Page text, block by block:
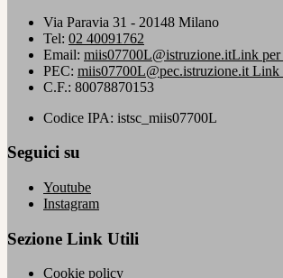
Via Paravia 31 - 20148 Milano
Tel: 02 40091762
Email: miis07700L@istruzione.itLink per
PEC: miis07700L@pec.istruzione.it Link
C.F.: 80078870153
Codice IPA: istsc_miis07700L
Seguici su
Youtube
Instagram
Sezione Link Utili
Cookie policy